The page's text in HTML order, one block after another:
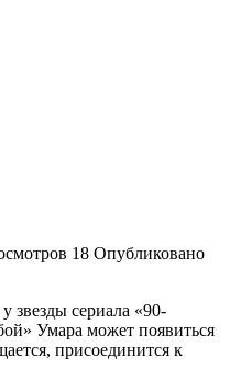
18 Опубликовано
звезды сериала «90-
Умара может появиться
присоединится к